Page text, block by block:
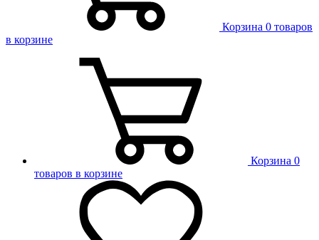
Корзина 0 товаров
в корзине
Корзина 0
товаров в корзине